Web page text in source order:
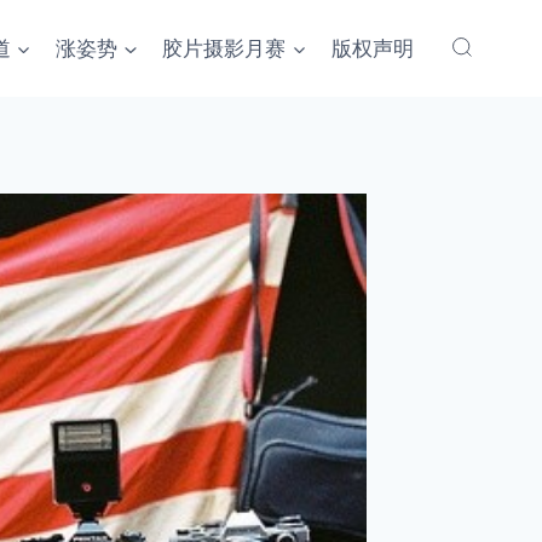
涨姿势 胶片摄影月赛 版权声明